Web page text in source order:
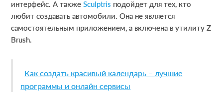
интерфейс. А такжеSculptris подойдет для тех, кто
любит создавать автомобили. Она не является
самостоятельным приложением, а включена в утилиту Z
Brush.
Как создать красивый календарь – лучшие
программы и онлайн сервисы